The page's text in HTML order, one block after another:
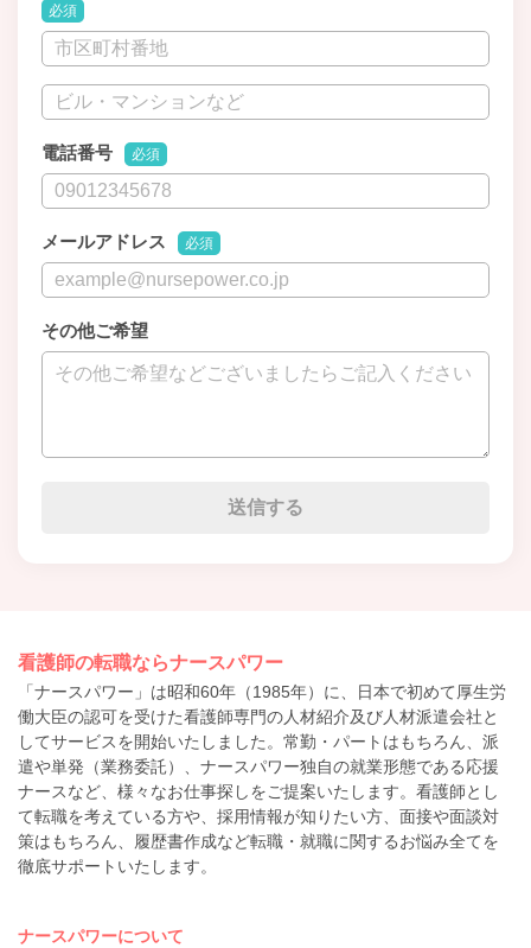
必須
電話番号 必須
メールアドレス 必須
その他ご希望
看護師の転職ならナースパワー
「ナースパワー」は昭和60年（1985年）に、日本で初めて厚生労
働大臣の認可を受けた看護師専門の人材紹介及び人材派遣会社と
してサービスを開始いたしました。常勤・パートはもちろん、派
遣や単発（業務委託）、ナースパワー独自の就業形態である応援
ナースなど、様々なお仕事探しをご提案いたします。看護師とし
て転職を考えている方や、採用情報が知りたい方、面接や面談対
策はもちろん、履歴書作成など転職・就職に関するお悩み全てを
徹底サポートいたします。
ナースパワーについて